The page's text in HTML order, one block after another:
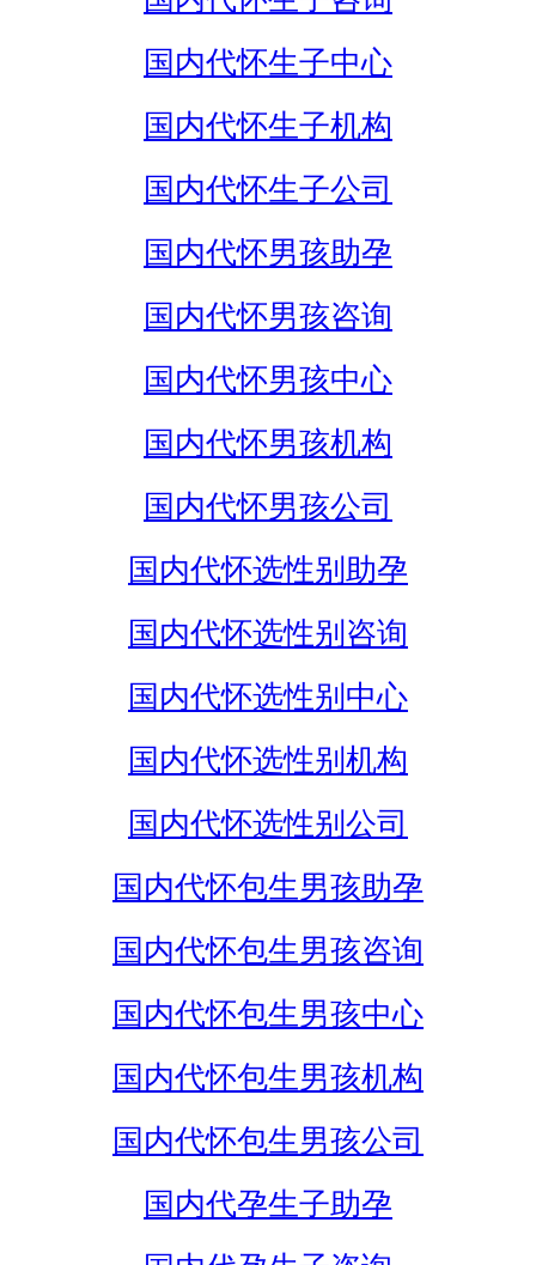
国内代怀生子中心
国内代怀生子机构
国内代怀生子公司
国内代怀男孩助孕
国内代怀男孩咨询
国内代怀男孩中心
国内代怀男孩机构
国内代怀男孩公司
国内代怀选性别助孕
国内代怀选性别咨询
国内代怀选性别中心
国内代怀选性别机构
国内代怀选性别公司
国内代怀包生男孩助孕
国内代怀包生男孩咨询
国内代怀包生男孩中心
国内代怀包生男孩机构
国内代怀包生男孩公司
国内代孕生子助孕